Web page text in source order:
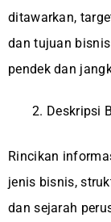
ditawarkan,
dan tujuan
pendek dan
Deskripsi
Rincikan
jenis bisnis,
dan sejarah